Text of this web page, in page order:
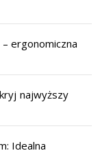
ergonomiczna
najwyższy
Idealna